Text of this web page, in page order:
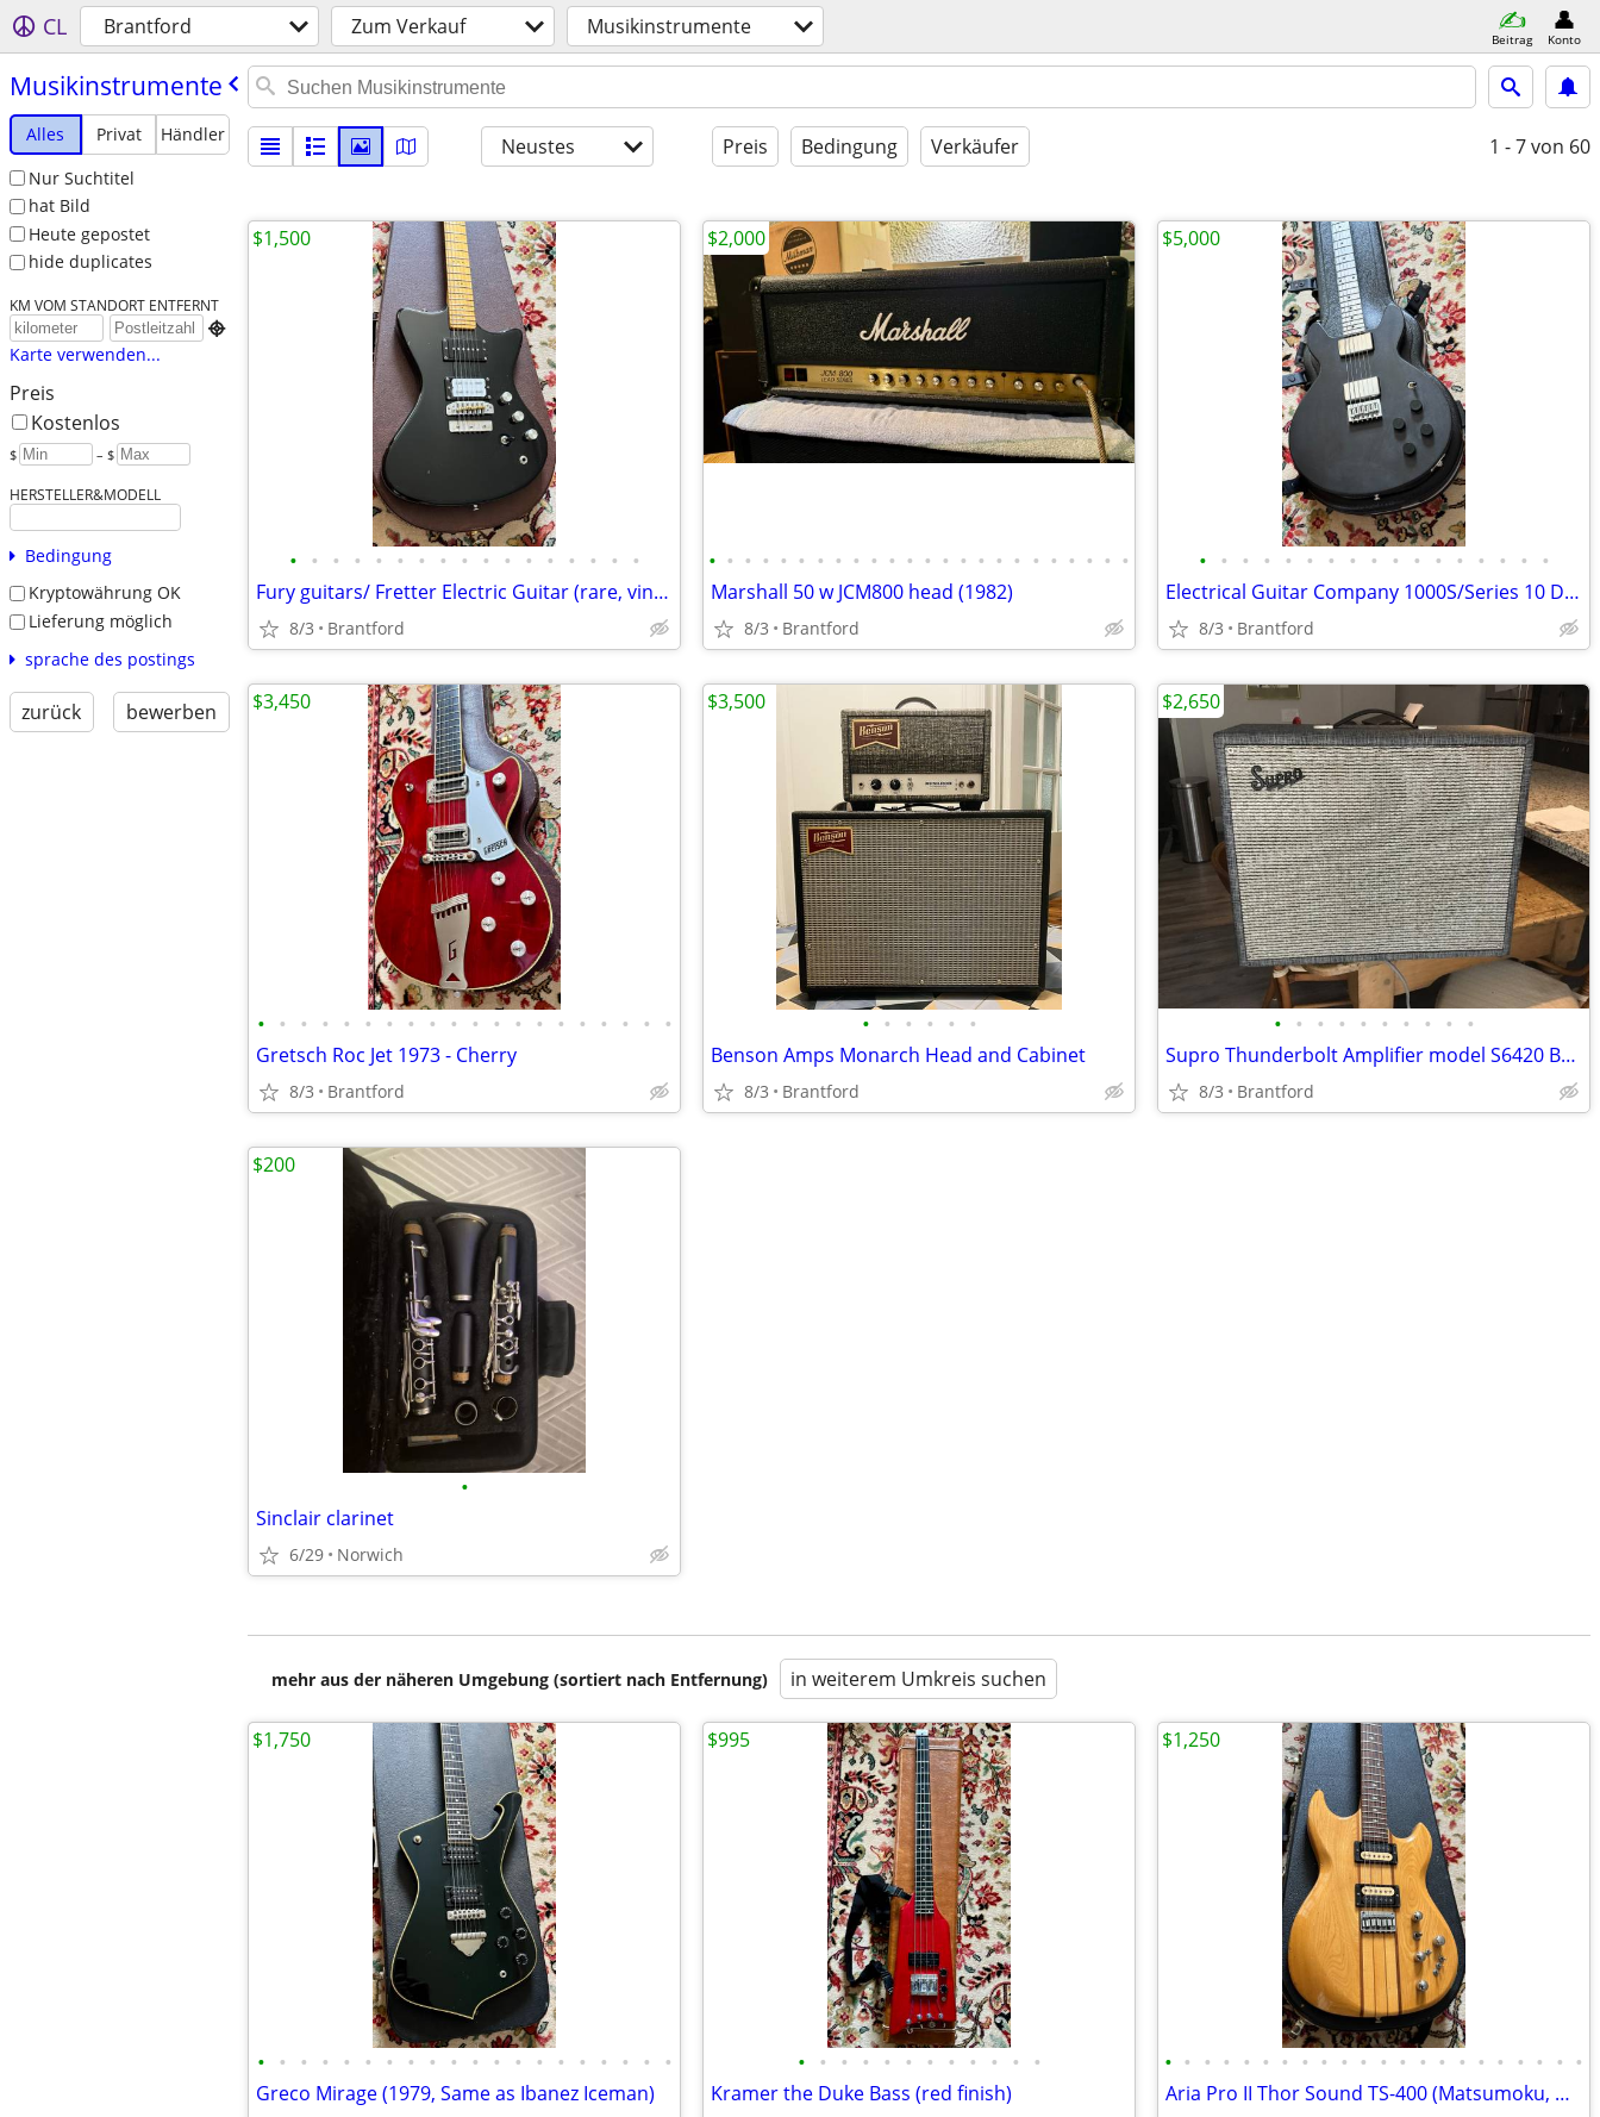
CL Brantford Zum Verkauf Musikinstrumente Beitrag Konto
Musikinstrumente
Alles Privat
Händler
Nur Suchtitel
hat Bild
Heute gepostet
hide duplicates
KM VOM STANDORT ENTFERNT

Karte verwenden...
Preis
Kostenlos
$ – $
HERSTELLER&MODELL
Bedingung
Kryptowährung OK
Lieferung möglich
sprache des postings
zurück bewerben
Neustes Preis Bedingung Verkäufer 1 - 7von 60
• • • • • • • • • • • • • • • • •
Fury guitars/ Fretter Electric Guitar (rare, vintage, Made in Canada)
8/3 Brantford
$1,500
• • • • • • • • • • • • • • • • • • • • • • • •
Marshall 50 w JCM800 head (1982)
8/3 Brantford
$2,000
• • • • • • • • • • • • • • • • •
Electrical Guitar Company 1000S/Series 10 Delrin
8/3 Brantford
$5,000
• • • • • • • • • • • • • • • • • • • •
Gretsch Roc Jet 1973 - Cherry
8/3 Brantford
$3,450
• • • • • •
Benson Amps Monarch Head and Cabinet
8/3 Brantford
$3,500
• • • • • • • • • •
Supro Thunderbolt Amplifier model S6420 BASS (1 x 15” speaker)
8/3 Brantford
$2,650
•
Sinclair clarinet
6/29 Norwich
$200
mehr aus der näheren Umgebung (sortiert nach Entfernung) in weiterem Umkreis suchen
• • • • • • • • • • • • • • • • • • • •
Greco Mirage (1979, Same as Ibanez Iceman)
$1,750
• • • • • • • • • • • •
Kramer the Duke Bass (red finish)
$995
• • • • • • • • • • • • • • • • • • • • • •
Aria Pro II Thor Sound TS-400 (Matsumoku, Made in Japan)
$1,250